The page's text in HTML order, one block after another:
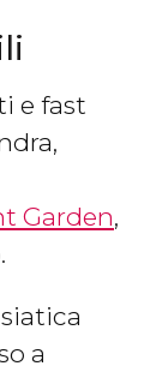
e fast
Garden,
.
a